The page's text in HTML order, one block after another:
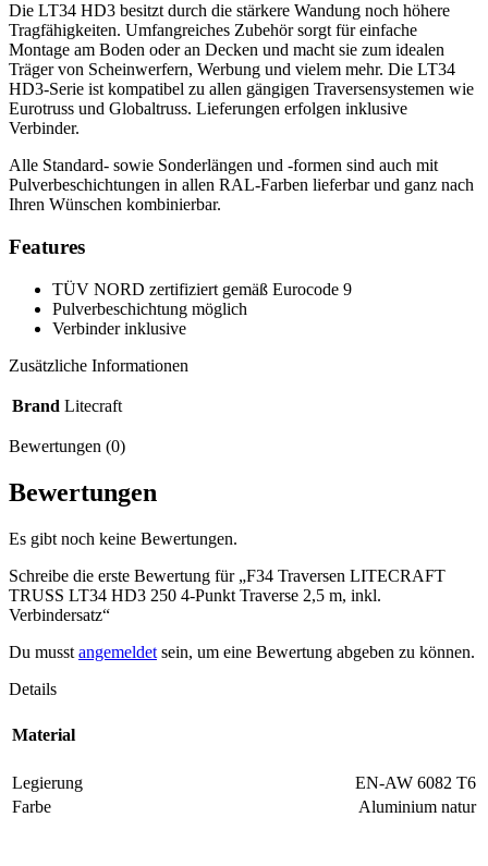
Die LT34 HD3 besitzt durch die stärkere Wandung noch höhere
Tragfähigkeiten. Umfangreiches Zubehör sorgt für einfache
Montage am Boden oder an Decken und macht sie zum idealen
Träger von Scheinwerfern, Werbung und vielem mehr. Die LT34
HD3-Serie ist kompatibel zu allen gängigen Traversensystemen wie
Eurotruss und Globaltruss. Lieferungen erfolgen inklusive
Verbinder.
Alle Standard- sowie Sonderlängen und -formen sind auch mit
Pulverbeschichtungen in allen RAL-Farben lieferbar und ganz nach
Ihren Wünschen kombinierbar.
Features
TÜV NORD zertifiziert gemäß Eurocode 9
Pulverbeschichtung möglich
Verbinder inklusive
Zusätzliche Informationen
Brand Litecraft
Bewertungen (0)
Bewertungen
Es gibt noch keine Bewertungen.
Schreibe die erste Bewertung für „F34 Traversen LITECRAFT
TRUSS LT34 HD3 250 4-Punkt Traverse 2,5 m, inkl.
Verbindersatz“
Du musst angemeldet sein, um eine Bewertung abgeben zu können.
Details
Material
Legierung
EN-AW 6082 T6
Farbe
Aluminium natur